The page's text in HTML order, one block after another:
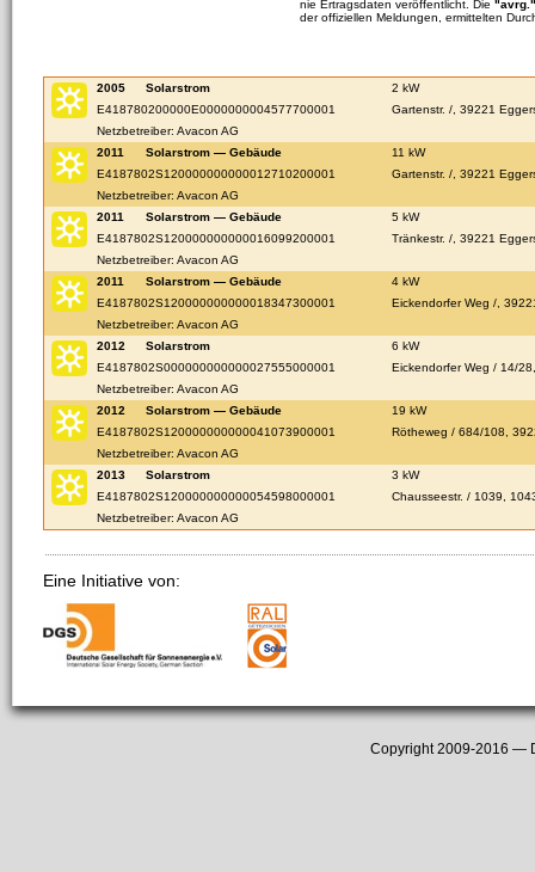
nie Ertragsdaten veröffentlicht. Die "avrg."
der offiziellen Meldungen, ermittelten
2005 Solarstrom
2 kW
E418780200000E0000000004577700001
Gartenstr. /, 39221
Netzbetreiber: Avacon AG
2011
Solarstrom — Gebäude
11 kW
E4187802S120000000000012710200001
Gartenstr. /, 39221
Netzbetreiber: Avacon AG
2011
Solarstrom — Gebäude
5 kW
E4187802S120000000000016099200001
Tränkestr. /, 39221
Netzbetreiber: Avacon AG
2011
Solarstrom — Gebäude
4 kW
E4187802S120000000000018347300001
Eickendorfer Weg /,
Netzbetreiber: Avacon AG
2012
Solarstrom
6 kW
E4187802S000000000000027555000001
Eickendorfer Weg / 14/
Netzbetreiber: Avacon AG
2012
Solarstrom — Gebäude
19 kW
E4187802S120000000000041073900001
Rötheweg / 684/108,
Netzbetreiber: Avacon AG
2013
Solarstrom
3 kW
E4187802S120000000000054598000001
Chausseestr. / 1039,
Netzbetreiber: Avacon AG
Eine Initiative von:
Copyright 2009-2016 —